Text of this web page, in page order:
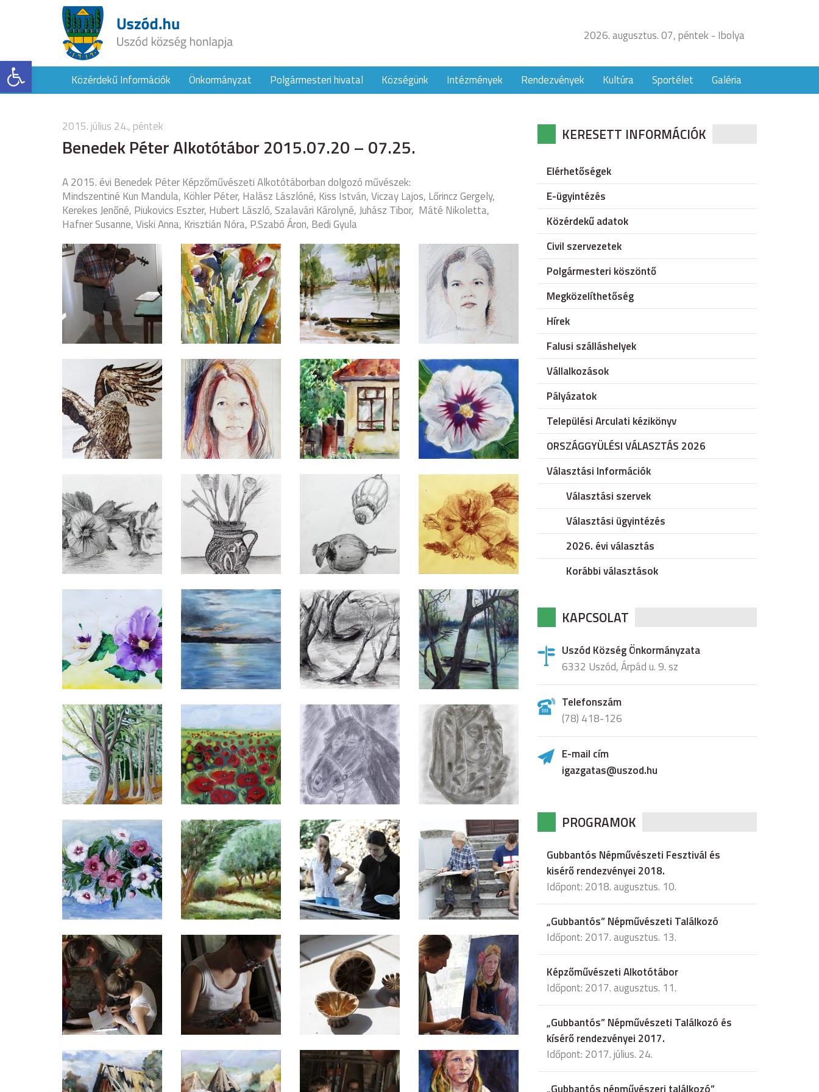
Eszköztár megnyitása
2026. augusztus. 07, péntek - Ibolya
Közérdekű Információk Önkormányzat Polgármesteri hivatal Községünk Intézmények Rendezvények Kultúra Sportélet Galéria
2015. július 24., péntek
Benedek Péter Alkotótábor 2015.07.20 – 07.25.
A 2015. évi Benedek Péter Képzőművészeti Alkotótáborban dolgozó művészek:
Mindszentiné Kun Mandula, Köhler Péter, Halász Lászlóné, Kiss István, Viczay Lajos, Lőrincz Gergely,
Kerekes Jenőné, Piukovics Eszter, Hubert László, Szalavári Károlyné, Juhász Tibor, Máté Nikoletta,
Hafner Susanne, Viski Anna, Krisztián Nóra, P.Szabó Áron, Bedi Gyula
KERESETT INFORMÁCIÓK
Elérhetőségek
E-ügyintézés
Közérdekű adatok
Civil szervezetek
Polgármesteri köszöntő
Megközelíthetőség
Hírek
Falusi szálláshelyek
Vállalkozások
Pályázatok
Települési Arculati kézikönyv
ORSZÁGGYÜLÉSI VÁLASZTÁS 2026
Választási Információk
Választási szervek
Választási ügyintézés
2026. évi választás
Korábbi választások
KAPCSOLAT
Uszód Község Önkormányzata
6332 Uszód, Árpád u. 9. sz
Telefonszám
(78) 418-126
E-mail cím
igazgatas@uszod.hu
PROGRAMOK
Gubbantós Népművészeti Fesztivál és
kisérő rendezvényei 2018.
Időpont: 2018. augusztus. 10.
„Gubbantós” Népművészeti Találkozó
Időpont: 2017. augusztus. 13.
Képzőművészeti Alkotótábor
Időpont: 2017. augusztus. 11.
„Gubbantós” Népművészeti Találkozó és
kísérő rendezvényei 2017.
Időpont: 2017. július. 24.